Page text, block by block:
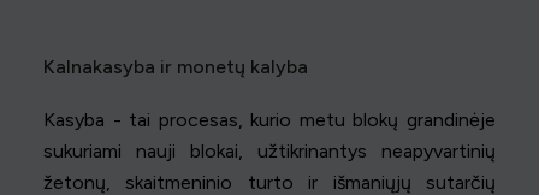
Kalnakasyba ir monetų kalyba
Kasyba - tai procesas, kurio metu blokų grandinėje
sukuriami nauji blokai, užtikrinantys neapyvartinių
žetonų, skaitmeninio turto ir išmaniųjų sutarčių